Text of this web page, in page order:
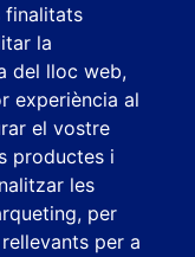
finalitats
la
del lloc web,
experiència al
el vostre
productes i
les
, per
per a